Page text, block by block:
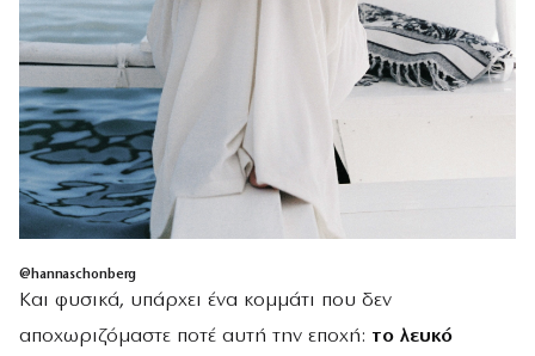
@hannaschonberg
Και φυσικά, υπάρχει ένα κομμάτι που δεν
αποχωριζόμαστε ποτέ αυτή την εποχή: το λευκό